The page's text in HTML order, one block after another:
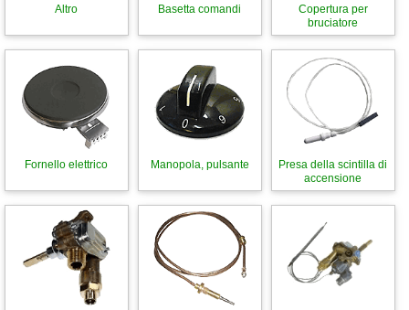
Altro Basetta comandi
Copertura per
bruciatore
Fornello elettrico Manopola, pulsante
Presa della scintilla di
accensione